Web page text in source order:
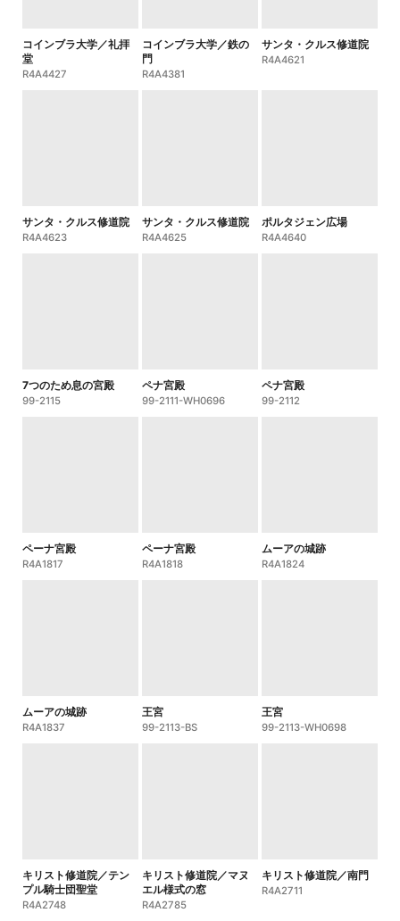
コインブラ大学／礼拝
堂
R4A4427
コインブラ大学／鉄の
門
R4A4381
サンタ・クルス修道院
R4A4621
サンタ・クルス修道院
R4A4623
サンタ・クルス修道院
R4A4625
ポルタジェン広場
R4A4640
7つのため息の宮殿
99-2115
ペナ宮殿
99-2111-WH0696
ペナ宮殿
99-2112
ペーナ宮殿
R4A1817
ペーナ宮殿
R4A1818
ムーアの城跡
R4A1824
ムーアの城跡
R4A1837
王宮
99-2113-BS
王宮
99-2113-WH0698
キリスト修道院／テン
プル騎士団聖堂
R4A2748
キリスト修道院／マヌ
エル様式の窓
R4A2785
キリスト修道院／南門
R4A2711